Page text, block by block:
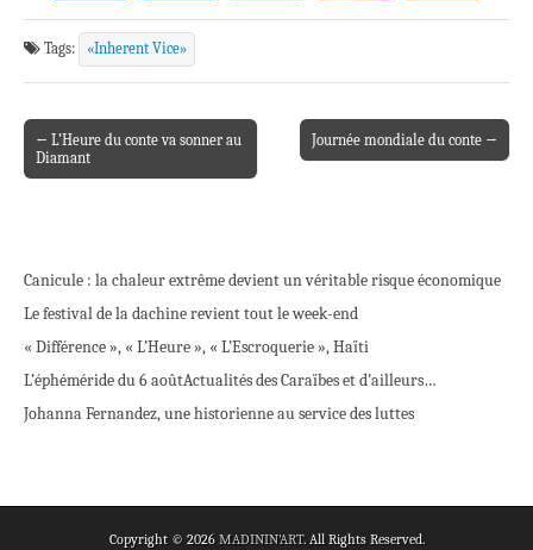
Tags: «Inherent Vice»
Post navigation
← L’Heure du conte va sonner au
Diamant
Journée mondiale du conte →
Canicule : la chaleur extrême devient un véritable risque économique
Le festival de la dachine revient tout le week-end
« Différence », « L’Heure », « L’Escroquerie », Haïti
L’éphéméride du 6 aoûtActualités des Caraïbes et d’ailleurs…
Johanna Fernandez, une historienne au service des luttes
Copyright © 2026 MADININ'ART. All Rights Reserved.